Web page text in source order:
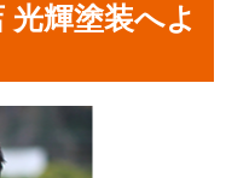
光輝塗装へよ